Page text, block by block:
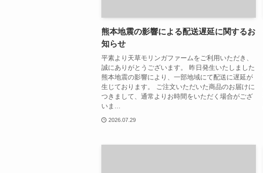
熊本地震の影響による配送遅延に関するお
知らせ
平素より天草モリンガファームをご利用いただき、
誠にありがとうございます。 昨日発生いたしました
熊本地震の影響により、一部地域にて配送に遅延が
生じております。 ご注文いただいた商品のお届けに
つきまして、通常よりお時間をいただく場合がござ
いま...
2026.07.29